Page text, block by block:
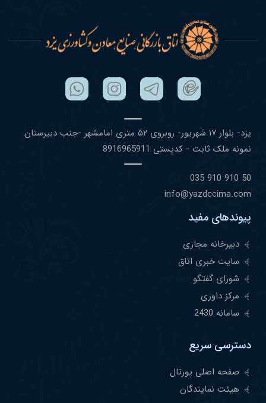
یزد- بلوار ١٧ شهریور- روبروی ۵٢ متری امامشهر -جنب دبیرستان
نمونه ملک ثابت - کدپستی 8916965911
50 910 910 035
info@yazdccima.com
پیوندهای مفید
دبیرخانه مجازی
سایت خبری اتاق
شورای گفتگو
مرکز داوری
سامانه 2430
دسترسی سریع
صفحه اصلی پورتال
هیئت نمایندگان